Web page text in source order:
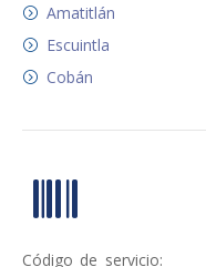
Amatitlán
Escuintla
Cobán
Código de servicio: